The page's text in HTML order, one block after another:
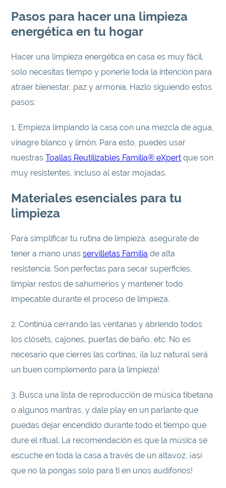
Pasos para hacer una limpieza
energética en tu hogar
Hacer una limpieza energética en casa es muy fácil,
solo necesitas tiempo y ponerle toda la intención para
atraer bienestar, paz y armonía. Hazlo siguiendo estos
pasos:
1. Empieza limpiando la casa con una mezcla de agua,
vinagre blanco y limón. Para esto, puedes usar
nuestrasToallas Reutilizables Familia® eXpert que son
muy resistentes, incluso al estar mojadas.
Materiales esenciales para tu
limpieza
Para simplificar tu rutina de limpieza, asegúrate de
tener a mano unasservilletas Familia de alta
resistencia. Son perfectas para secar superficies,
limpiar restos de sahumerios y mantener todo
impecable durante el proceso de limpieza.
2. Continúa cerrando las ventanas y abriendo todos
los clósets, cajones, puertas de baño, etc. No es
necesario que cierres las cortinas, ¡la luz natural será
un buen complemento para la limpieza!
3. Busca una lista de reproducción de música tibetana
o algunos mantras, y dale play en un parlante que
puedas dejar encendido durante todo el tiempo que
dure el ritual. La recomendación es que la música se
escuche en toda la casa a través de un altavoz, ¡así
que no la pongas solo para ti en unos audífonos!